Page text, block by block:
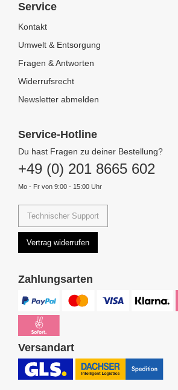
Service
Kontakt
Umwelt & Entsorgung
Fragen & Antworten
Widerrufsrecht
Newsletter abmelden
Service-Hotline
Du hast Fragen zu deiner Bestellung?
+49 (0) 201 8665 602
Mo - Fr von 9:00 - 15:00 Uhr
Technischer Support
Vertrag widerrufen
Zahlungsarten
Versandart